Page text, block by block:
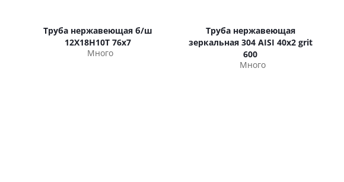
Труба нержавеющая б/ш
12Х18Н10Т 76х7
Много
Труба нержавеющая
зеркальная 304 AISI 40х2 grit
600
Много